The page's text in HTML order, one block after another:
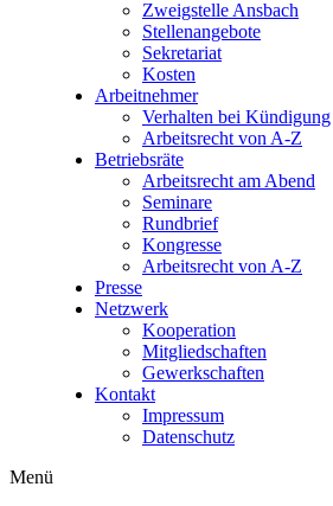
Zweigstelle Ansbach
Stellenangebote
Sekretariat
Kosten
Arbeitnehmer
Verhalten bei Kündigung
Arbeitsrecht von A-Z
Betriebsräte
Arbeitsrecht am Abend
Seminare
Rundbrief
Kongresse
Arbeitsrecht von A-Z
Presse
Netzwerk
Kooperation
Mitgliedschaften
Gewerkschaften
Kontakt
Impressum
Datenschutz
Menü